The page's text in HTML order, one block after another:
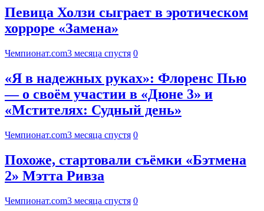
Певица Холзи сыграет в эротическом
хорроре «Замена»
Чемпионат.com3 месяца спустя 0
«Я в надежных руках»: Флоренс Пью
— о своём участии в «Дюне 3» и
«Мстителях: Судный день»
Чемпионат.com3 месяца спустя 0
Похоже, стартовали съёмки «Бэтмена
2» Мэтта Ривза
Чемпионат.com3 месяца спустя 0